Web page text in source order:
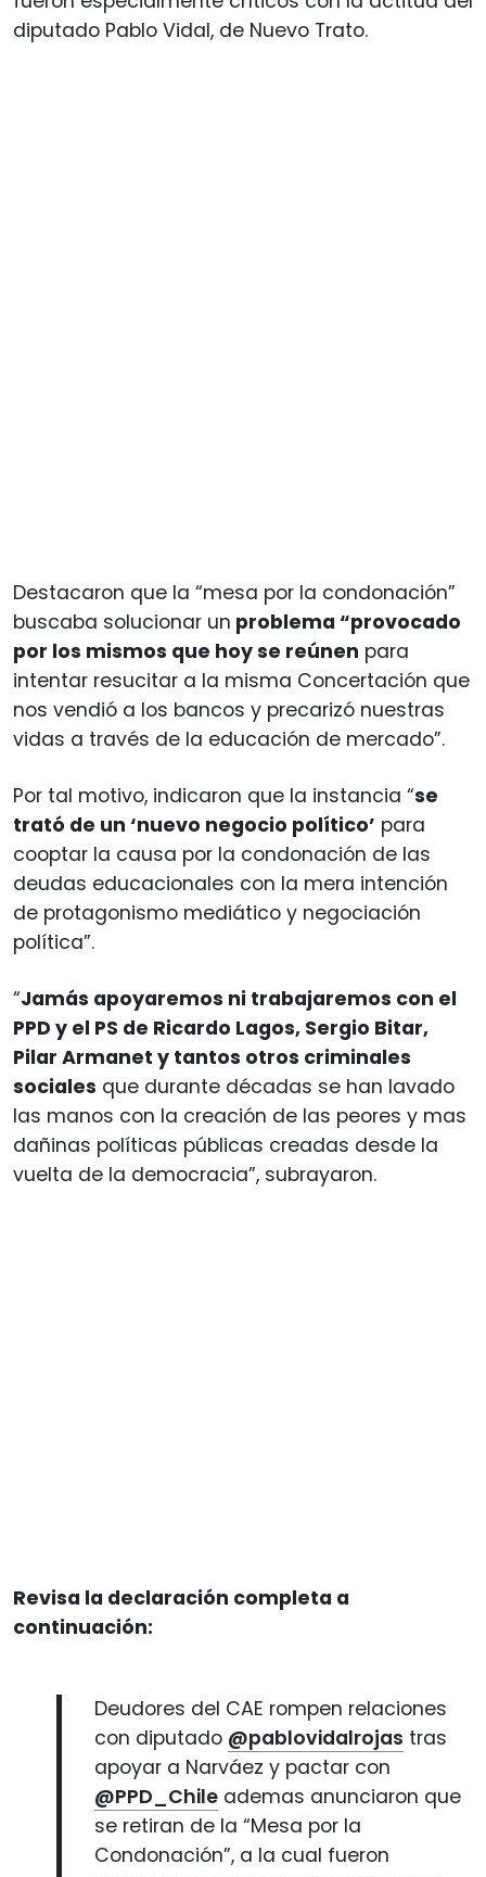
diputado Pablo Vidal, de Nuevo Trato.
Destacaron que la “mesa por la condonación”
buscaba solucionar un problema “provocado
por los mismos que hoy se reúnen para
intentar resucitar a la misma Concertación que
nos vendió a los bancos y precarizó nuestras
vidas a través de la educación de mercado”.
Por tal motivo, indicaron que la instancia “se
trató de un ‘nuevo negocio político’ para
cooptar la causa por la condonación de las
deudas educacionales con la mera intención
de protagonismo mediático y negociación
política”.
“Jamás apoyaremos ni trabajaremos con el
PPD y el PS de Ricardo Lagos, Sergio Bitar,
Pilar Armanet y tantos otros criminales
sociales que durante décadas se han lavado
las manos con la creación de las peores y mas
dañinas políticas públicas creadas desde la
vuelta de la democracia”, subrayaron.
Revisa la declaración completa a
continuación:
Deudores del CAE rompen relaciones
con diputado @pablovidalrojas tras
apoyar a Narváez y pactar con
@PPD_Chile ademas anunciaron que
se retiran de la “Mesa por la
Condonación”, a la cual fueron